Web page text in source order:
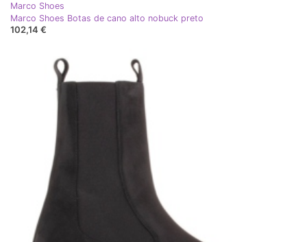
Marco Shoes
Marco Shoes Botas de cano alto nobuck preto
102,14 €